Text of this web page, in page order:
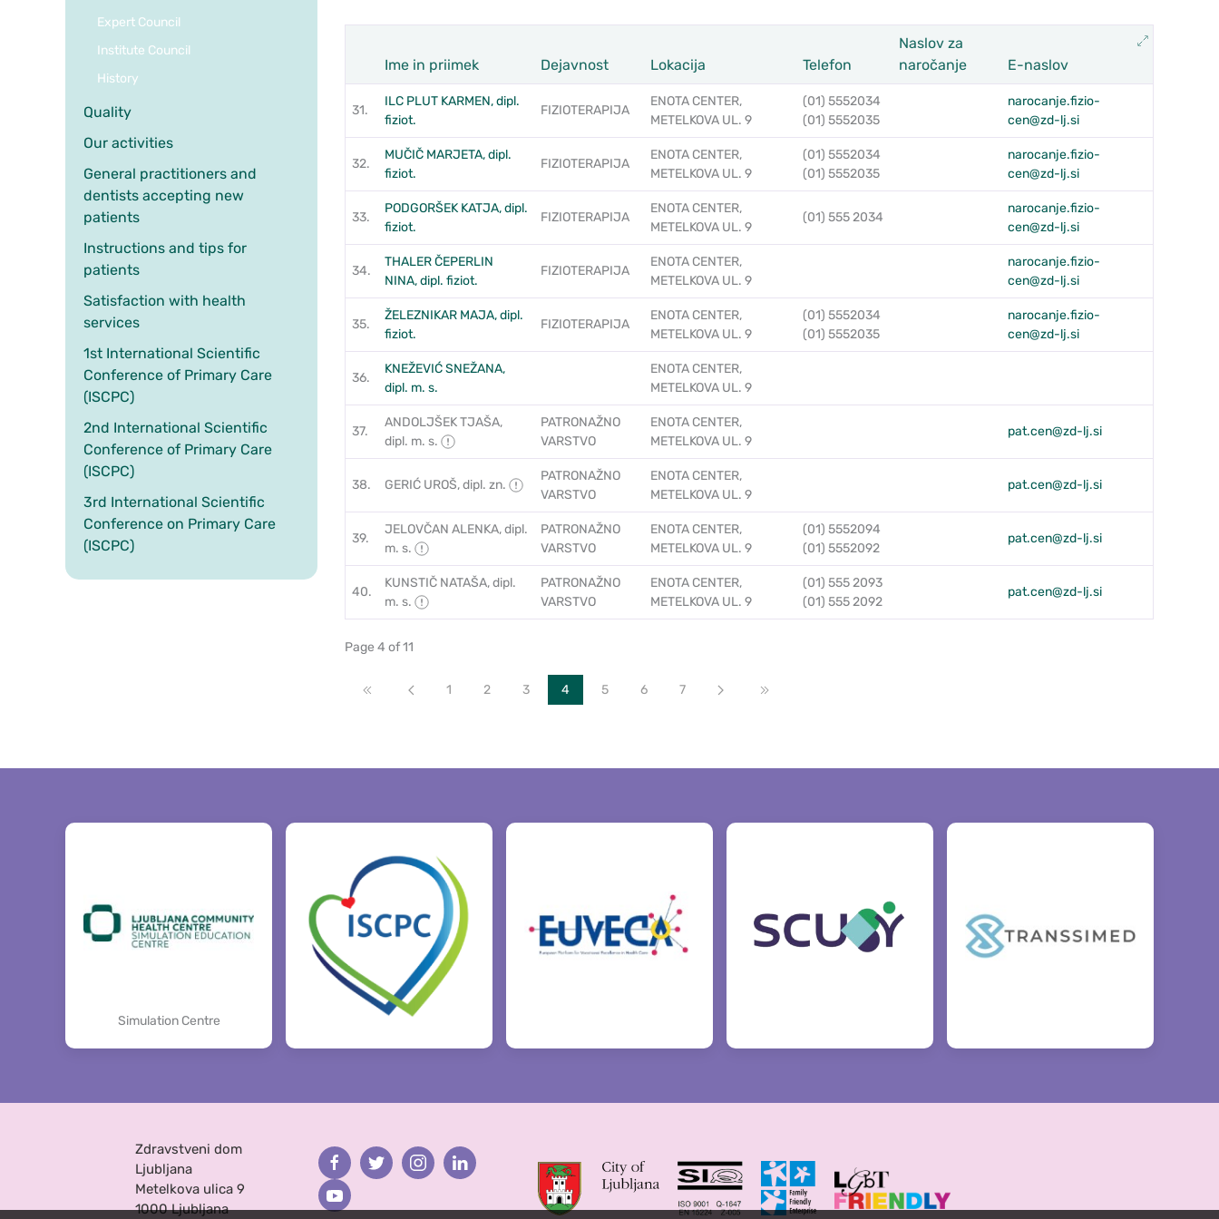
Expert Council
Institute Council
History
Quality
Our activities
General practitioners and
dentists accepting new
patients
Instructions and tips for
patients
Satisfaction with health
services
1st International Scientific
Conference of Primary Care
(ISCPC)
2nd International Scientific
Conference of Primary Care
(ISCPC)
3rd International Scientific
Conference on Primary Care
(ISCPC)
Zap.št.
Ime in priimek Dejavnost Lokacija Telefon
Naslov za
naročanje
E-naslov
Razširi
31.
ILC PLUT KARMEN, dipl.
fiziot.
FIZIOTERAPIJA
ENOTA CENTER,
METELKOVA UL. 9
(01) 5552034
(01) 5552035
narocanje.fizio-
cen@zd-lj.si
32.
MUČIČ MARJETA, dipl.
fiziot.
FIZIOTERAPIJA
ENOTA CENTER,
METELKOVA UL. 9
(01) 5552034
(01) 5552035
narocanje.fizio-
cen@zd-lj.si
33.
PODGORŠEK KATJA, dipl.
fiziot.
FIZIOTERAPIJA
ENOTA CENTER,
METELKOVA UL. 9
(01) 555 2034
narocanje.fizio-
cen@zd-lj.si
34.
THALER ČEPERLIN
NINA, dipl. fiziot.
FIZIOTERAPIJA
ENOTA CENTER,
METELKOVA UL. 9
narocanje.fizio-
cen@zd-lj.si
35.
ŽELEZNIKAR MAJA, dipl.
fiziot.
FIZIOTERAPIJA
ENOTA CENTER,
METELKOVA UL. 9
(01) 5552034
(01) 5552035
narocanje.fizio-
cen@zd-lj.si
36.
KNEŽEVIĆ SNEŽANA,
dipl. m. s.
ENOTA CENTER,
METELKOVA UL. 9
37.
ANDOLJŠEK TJAŠA,
dipl. m. s.
PATRONAŽNO
VARSTVO
ENOTA CENTER,
METELKOVA UL. 9
pat.cen@zd-lj.si
38. GERIĆ UROŠ, dipl. zn.
PATRONAŽNO
VARSTVO
ENOTA CENTER,
METELKOVA UL. 9
pat.cen@zd-lj.si
39.
JELOVČAN ALENKA, dipl.
m. s.
PATRONAŽNO
VARSTVO
ENOTA CENTER,
METELKOVA UL. 9
(01) 5552094
(01) 5552092
pat.cen@zd-lj.si
40.
KUNSTIČ NATAŠA, dipl.
m. s.
PATRONAŽNO
VARSTVO
ENOTA CENTER,
METELKOVA UL. 9
(01) 555 2093
(01) 555 2092
pat.cen@zd-lj.si
Page 4 of 11
Prev 1 2 3 4 5 6 7 Next
Simulation Centre
Zdravstveni dom
Ljubljana
Metelkova ulica 9
1000 Ljubljana
FacebookTwitterInstagramLinkedin
Youtube